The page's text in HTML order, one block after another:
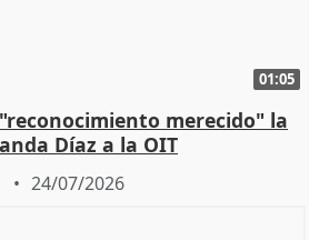
01:05
merecido" la
Díaz a la OIT
24/07/2026